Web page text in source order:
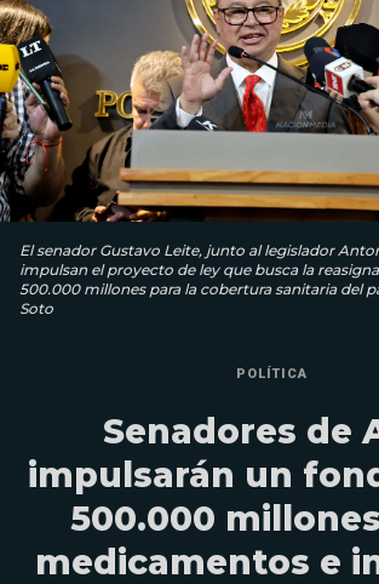
El senador Gustavo Leite, junto al legislador
impulsan el proyecto de ley que busca la
500.000 millones para la cobertura sanitaria del
Soto
POLÍTICA
Senadores de
impulsarán un
500.000
medicamentos e